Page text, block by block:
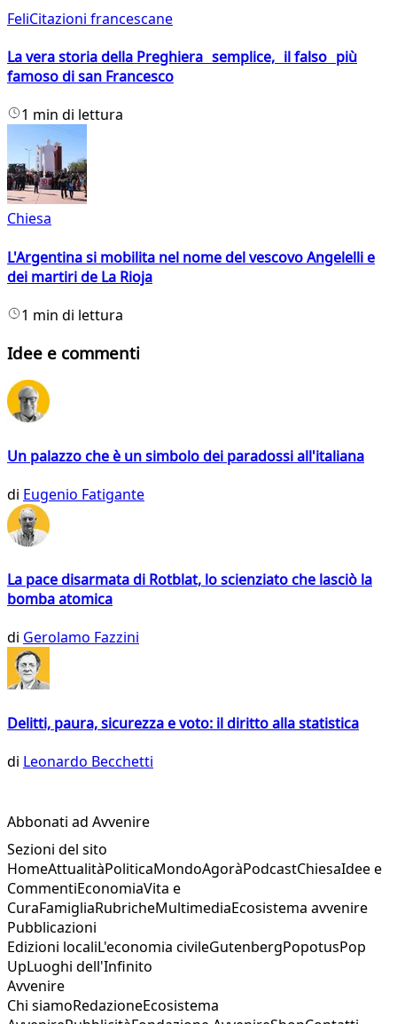
FeliCitazioni francescane
La vera storia della Preghiera semplice, il falso più
famoso di san Francesco
1 min di lettura
Chiesa
L'Argentina si mobilita nel nome del vescovo Angelelli e
dei martiri de La Rioja
1 min di lettura
Idee e commenti
Un palazzo che è un simbolo dei paradossi all'italiana
di Eugenio Fatigante
La pace disarmata di Rotblat, lo scienziato che lasciò la
bomba atomica
di Gerolamo Fazzini
Delitti, paura, sicurezza e voto: il diritto alla statistica
di Leonardo Becchetti
Abbonati ad Avvenire
Sezioni del sito
HomeAttualitàPoliticaMondoAgoràPodcastChiesaIdee e
CommentiEconomiaVita e
CuraFamigliaRubricheMultimediaEcosistema avvenire
Pubblicazioni
Edizioni localiL'economia civileGutenbergPopotusPop
UpLuoghi dell'Infinito
Avvenire
Chi siamoRedazioneEcosistema